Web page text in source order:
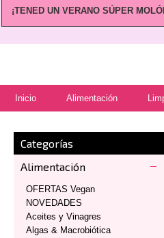
¡TENED UN VERANO SÚPER
Inicio Alimentación
Categorías
Alimentación
OFERTAS Vegan
NOVEDADES
Aceites y Vinagres
Algas & Macrobiótica